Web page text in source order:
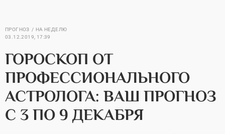
ПРОГНОЗ
НА НЕДЕЛЮ
03.12.2019, 17:39
ГОРОСКОП ОТ
ПРОФЕССИОНАЛЬНОГО
АСТРОЛОГА: ВАШ ПРОГНОЗ
С 3 ПО 9 ДЕКАБРЯ